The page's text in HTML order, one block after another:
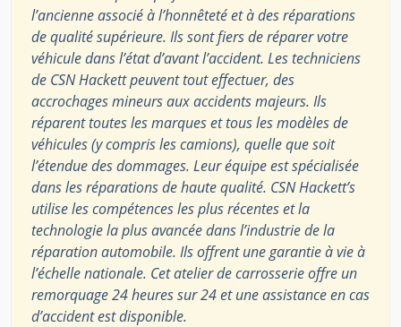
l’ancienne associé à l’honnêteté et à des réparations
de qualité supérieure. Ils sont fiers de réparer votre
véhicule dans l’état d’avant l’accident. Les techniciens
de CSN Hackett peuvent tout effectuer, des
accrochages mineurs aux accidents majeurs. Ils
réparent toutes les marques et tous les modèles de
véhicules (y compris les camions), quelle que soit
l’étendue des dommages. Leur équipe est spécialisée
dans les réparations de haute qualité. CSN Hackett’s
utilise les compétences les plus récentes et la
technologie la plus avancée dans l’industrie de la
réparation automobile. Ils offrent une garantie à vie à
l’échelle nationale. Cet atelier de carrosserie offre un
remorquage 24 heures sur 24 et une assistance en cas
d’accident est disponible.